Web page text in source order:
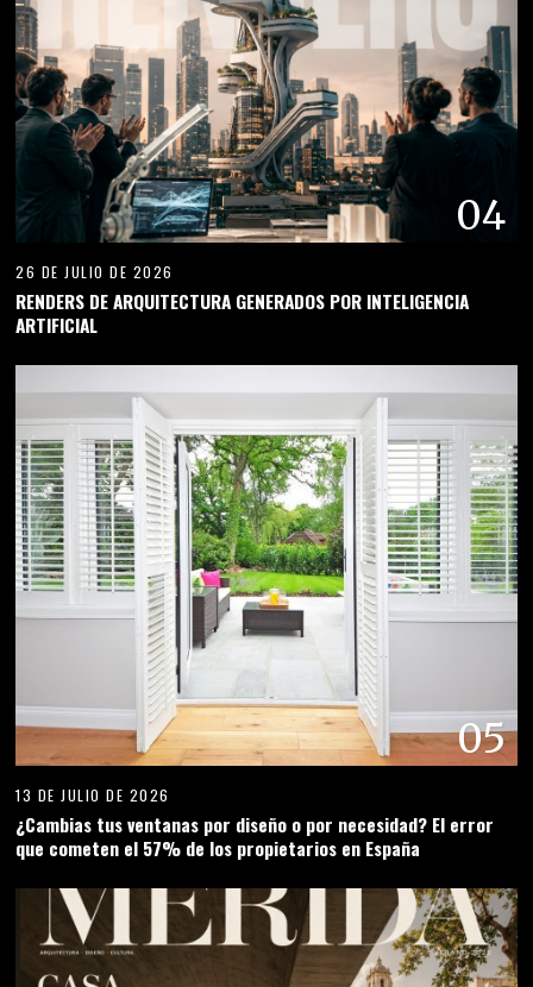
04
26 DE JULIO DE 2026
RENDERS DE ARQUITECTURA GENERADOS POR INTELIGENCIA
ARTIFICIAL
05
13 DE JULIO DE 2026
¿Cambias tus ventanas por diseño o por necesidad? El error
que cometen el 57% de los propietarios en España